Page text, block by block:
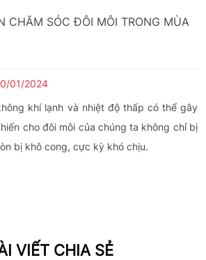
CHĂM SÓC ĐÔI MÔI TRONG MÙA
01/2024
khí lạnh và nhiệt độ thấp có thể gây
cho đôi môi của chúng ta không chỉ bị
bị khô cong, cực kỳ khó chịu.
VIẾT CHIA SẺ